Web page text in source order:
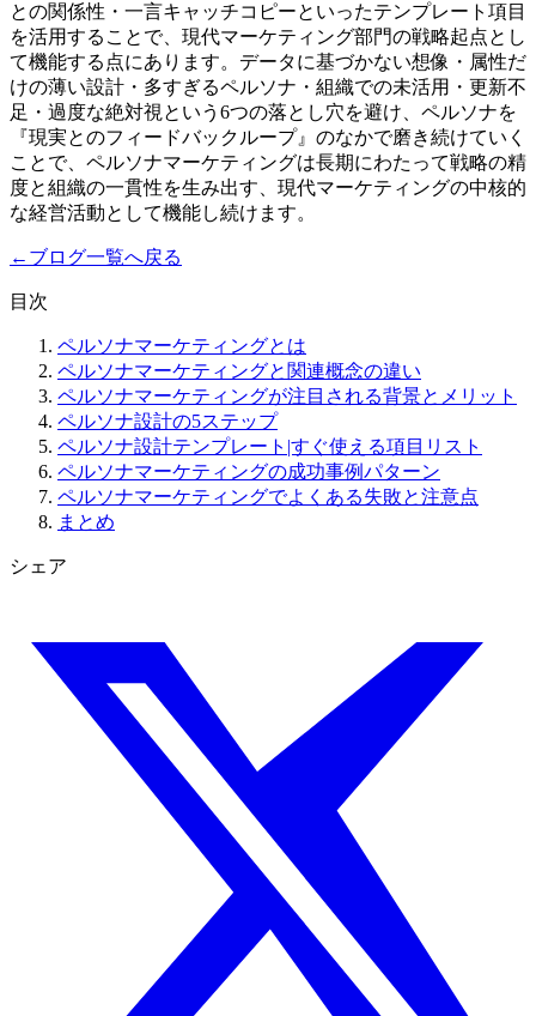
との関係性・一言キャッチコピーといったテンプレート項目
を活用することで、現代マーケティング部門の戦略起点とし
て機能する点にあります。データに基づかない想像・属性だ
けの薄い設計・多すぎるペルソナ・組織での未活用・更新不
足・過度な絶対視という6つの落とし穴を避け、ペルソナを
『現実とのフィードバックループ』のなかで磨き続けていく
ことで、ペルソナマーケティングは長期にわたって戦略の精
度と組織の一貫性を生み出す、現代マーケティングの中核的
な経営活動として機能し続けます。
← ブログ一覧へ戻る
目次
ペルソナマーケティングとは
ペルソナマーケティングと関連概念の違い
ペルソナマーケティングが注目される背景とメリット
ペルソナ設計の5ステップ
ペルソナ設計テンプレート|すぐ使える項目リスト
ペルソナマーケティングの成功事例パターン
ペルソナマーケティングでよくある失敗と注意点
まとめ
シェア